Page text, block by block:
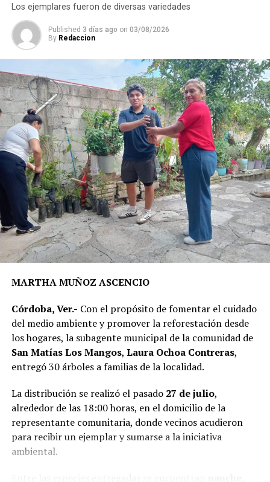
La rehabilitación consistió en la colocación de carpeta
asfáltica en caliente sobre una superficie de 2 mil 200
metros cuadrados de la calle Puebla, en el tramo
comprendido entre el camino a Sabana Larga y San
Rafael Calería. Los trabajos fueron financiados con
recursos del Fondo de Aportaciones para el
Comité de Obra,Antonio Herrera Llanos, recordó que
la pavimentación había sido solicitada desde hace varios
años por los habitantes de La Luz Palotal, por lo que
consideró que su ejecución mejorará las condiciones de
movilidad y seguridad para quienes diariamente utilizan
A la inauguración asistieron integrantes del Cabildo,
funcionarios municipales, representantes del comité de
obra y habitantes de la comunidad, quienes recorrieron
el tramo rehabilitado.
Los ejemplares fueron de diversas variedades
Published 3 días ago on 03/08/2026
By Redaccion
MARTHA MUÑOZ ASCENCIO
Córdoba, Ver.- Con el propósito de fomentar el cuidado
del medio ambiente y promover la reforestación desde
los hogares, la subagente municipal de la comunidad de
San Matías Los Mangos, Laura Ochoa Contreras,
entregó 30 árboles a familias de la localidad.
La distribución se realizó el pasado 27 de julio,
alrededor de las 18:00 horas, en el domicilio de la
representante comunitaria, donde vecinos acudieron
para recibir un ejemplar y sumarse a la iniciativa
ambiental.